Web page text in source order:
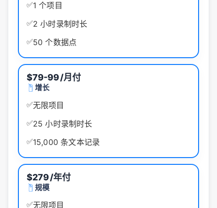
✅1 个项目
✅2 小时录制时长
✅50 个数据点
$79-99/月付
增长
✅无限项目
✅25 小时录制时长
✅15,000 条文本记录
$279/年付
规模
✅无限项目